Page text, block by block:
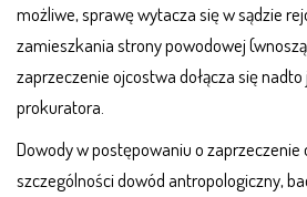
możliwe, sprawę wytacza się w sądzie
zamieszkania strony powodowej
zaprzeczenie ojcostwa dołącza się
prokuratora.
Dowody w postępowaniu o zaprzeczenie
szczególności dowód antropologiczny,